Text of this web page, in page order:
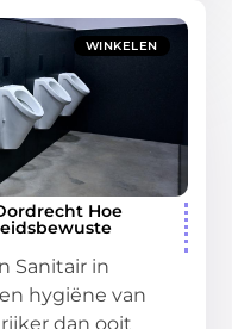
WINKELEN
Hoe
Sanitair in
hygiëne van
dan ooit